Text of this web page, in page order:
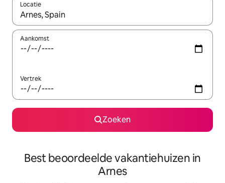
Locatie
Wanneer er suggesties beschikbaar zijn, maak je een keuze
Aankomst
Vertrek
Zoeken
Best beoordeelde vakantiehuizen in
Arnes